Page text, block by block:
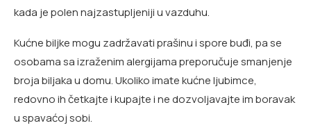
kada je polen najzastupljeniji u vazduhu.
Kućne biljke mogu zadržavati prašinu i spore buđi, pa se
osobama sa izraženim alergijama preporučuje smanjenje
broja biljaka u domu. Ukoliko imate kućne ljubimce,
redovno ih četkajte i kupajte i ne dozvoljavajte im boravak
u spavaćoj sobi.